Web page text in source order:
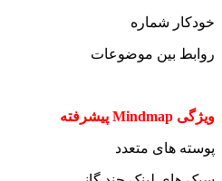
خودکار شماره
روابط بین موضوعات
ویژگی Mindmap پیشرفته
پوسته های متعدد